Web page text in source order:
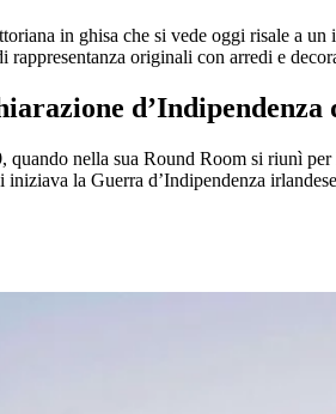
in ghisa che si vede oggi risale a
originali con arredi e
d’Indipendenza
, quando nella sua Round Room si riunì
la Guerra d’Indipendenza